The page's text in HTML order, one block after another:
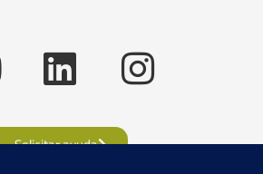
Solicitar ayuda